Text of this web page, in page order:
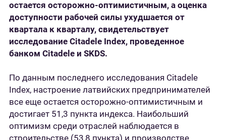
остается осторожно-оптимистичным, а оценка
доступности рабочей силы ухудшается от
квартала к кварталу, свидетельствует
исследование Citadele Index, проведенное
банком Citadele и SKDS.
По данным последнего исследования Citadele
Index, настроение латвийских предпринимателей
все еще остается осторожно-оптимистичным и
достигает 51,3 пункта индекса. Наибольший
оптимизм среди отраслей наблюдается в
строительстве (53,8 пункта) и производстве